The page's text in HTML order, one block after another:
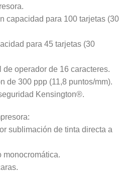
capacidad para 100 tarjetas (30
para 45 tarjetas (30
operador de 16 caracteres.
de 300 ppp (11,8 puntos/mm).
Kensington®.
sublimación de tinta directa a
monocromática.